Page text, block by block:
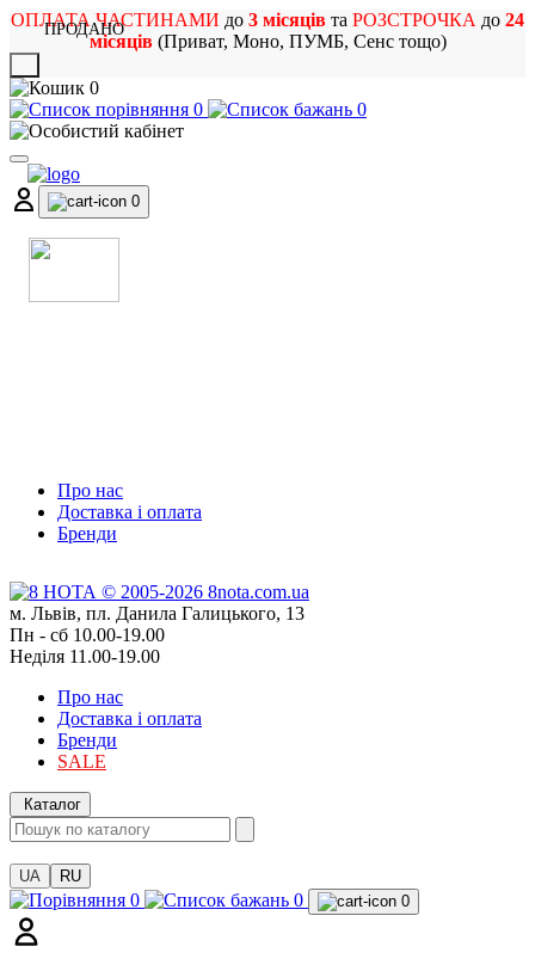
ОПЛАТА ЧАСТИНАМИ до 3 місяців та РОЗСТРОЧКА до 24
місяців(Приват, Моно, ПУМБ, Сенс тощо)
0
0
0
0
Про нас
Доставка і оплата
Бренди
м. Львів, пл. Данила Галицького, 13
Пн - сб 10.00-19.00
Неділя 11.00-19.00
Про нас
Доставка і оплата
Бренди
SALE
Каталог
UA RU
0 0 0
ПРОДАНО